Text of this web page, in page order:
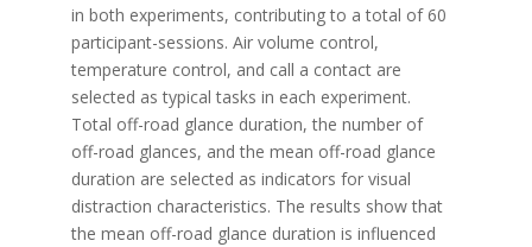
in both experiments, contributing to a total of 60
participant-sessions. Air volume control,
temperature control, and call a contact are
selected as typical tasks in each experiment.
Total off-road glance duration, the number of
off-road glances, and the mean off-road glance
duration are selected as indicators for visual
distraction characteristics. The results show that
the mean off-road glance duration is influenced